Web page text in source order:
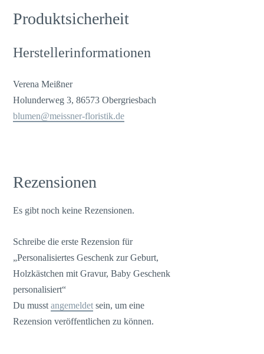
Produktsicherheit
Herstellerinformationen
Verena Meißner
Holunderweg 3, 86573 Obergriesbach
blumen@meissner-floristik.de
Rezensionen
Es gibt noch keine Rezensionen.
Schreibe die erste Rezension für
„Personalisiertes Geschenk zur Geburt,
Holzkästchen mit Gravur, Baby Geschenk
personalisiert“
Du musstangemeldet sein, um eine
Rezension veröffentlichen zu können.